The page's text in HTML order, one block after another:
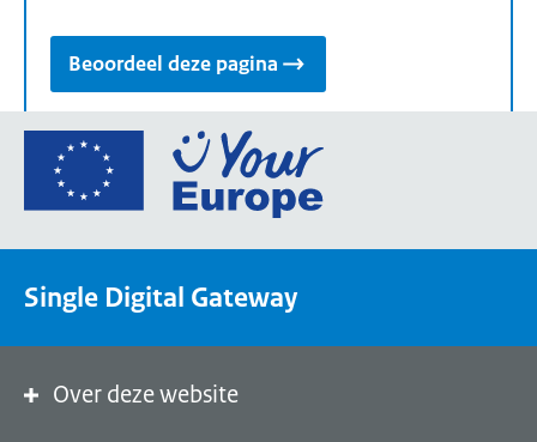
Beoordeel deze pagina
Ga
de
een
Single Digital Gateway
Over deze website